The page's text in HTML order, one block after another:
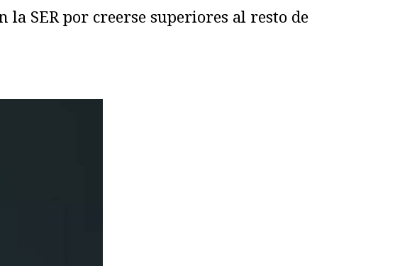
la SER por creerse superiores al resto de